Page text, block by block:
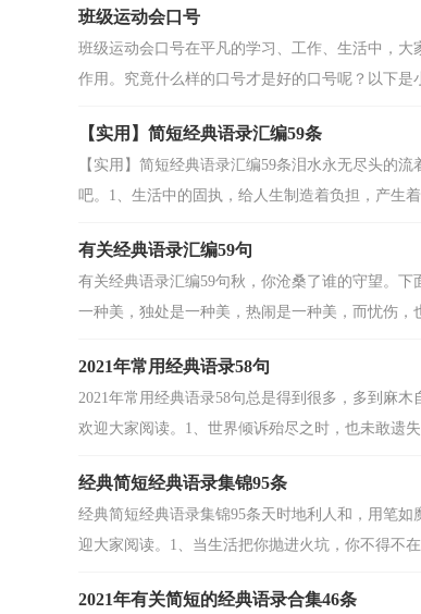
班级运动会口号
班级运动会口号在平凡的学习、工作、生活中，
作用。究竟什么样的口号才是好的口号呢？以下是
【实用】简短经典语录汇编59条
【实用】简短经典语录汇编59条泪水永无尽头的
吧。1、生活中的固执，给人生制造着负担，产生
有关经典语录汇编59句
有关经典语录汇编59句秋，你沧桑了谁的守望。
一种美，独处是一种美，热闹是一种美，而忧伤，
2021年常用经典语录58句
2021年常用经典语录58句总是得到很多，多到麻
欢迎大家阅读。1、世界倾诉殆尽之时，也未敢遗
经典简短经典语录集锦95条
经典简短经典语录集锦95条天时地利人和，用笔
迎大家阅读。1、当生活把你抛进火坑，你不得不
2021年有关简短的经典语录合集46条